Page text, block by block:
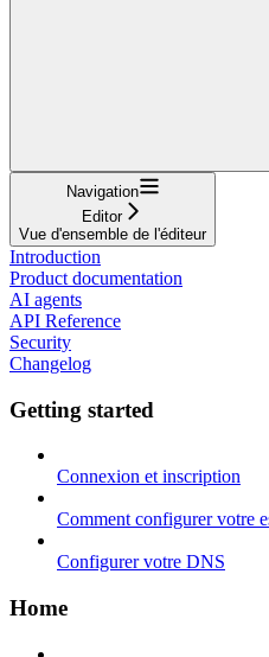
Navigation
Editor
Vue d'ensemble de l'éditeur
Introduction
Product documentation
AI agents
API Reference
Security
Changelog
Getting started
Connexion et inscription
Comment configurer votre
Configurer votre DNS
Home